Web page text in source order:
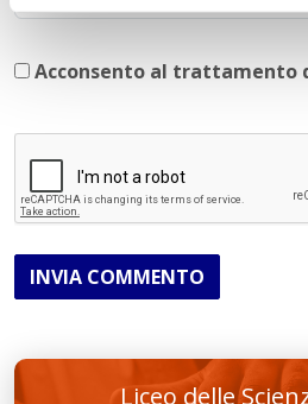
Acconsento al trattamento
INVIA COMMENTO
Liceo delle